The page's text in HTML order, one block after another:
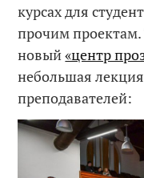
курсах для
прочим
новый«центр
небольшая
преподавателей: